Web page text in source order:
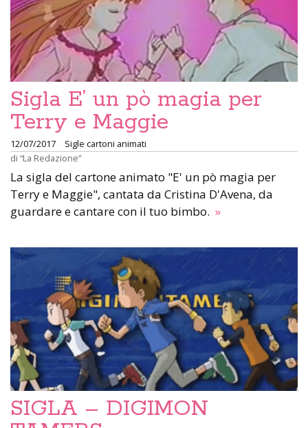
Sigla E’ un pò magia per
Terry e Maggie
12/07/2017
Sigle cartoni animati
di “La Redazione”
La sigla del cartone animato "E' un pò magia per
Terry e Maggie", cantata da Cristina D'Avena, da
guardare e cantare con il tuo bimbo. »
SIGLA – DIGIMON